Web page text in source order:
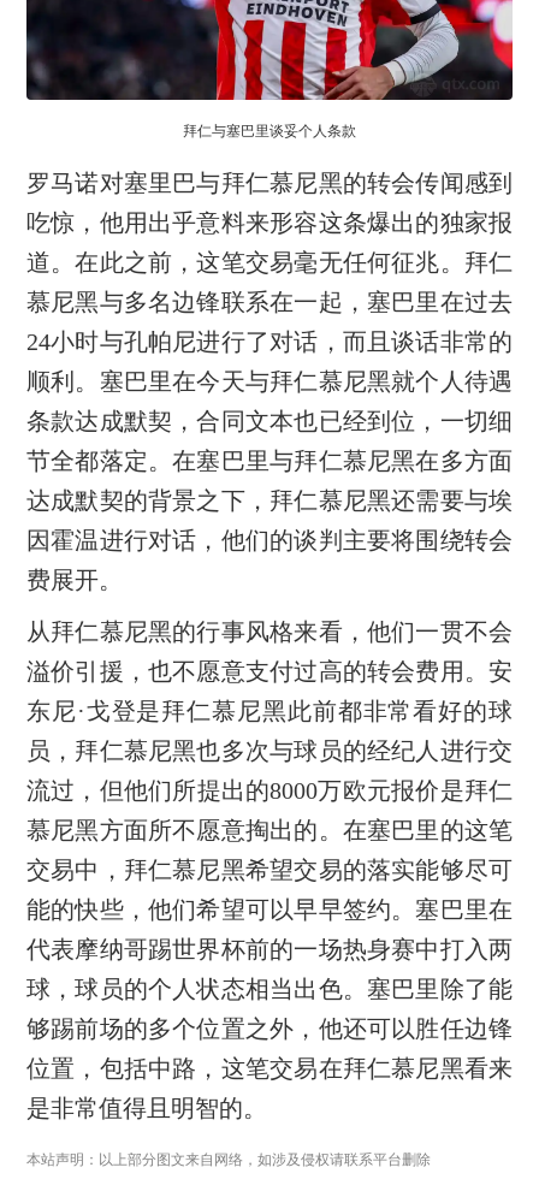
拜仁与塞巴里谈妥个人条款
罗马诺对塞里巴与拜仁慕尼黑的转会传闻感到
吃惊，他用出乎意料来形容这条爆出的独家报
道。在此之前，这笔交易毫无任何征兆。拜仁
慕尼黑与多名边锋联系在一起，塞巴里在过去
24小时与孔帕尼进行了对话，而且谈话非常的
顺利。塞巴里在今天与拜仁慕尼黑就个人待遇
条款达成默契，合同文本也已经到位，一切细
节全都落定。在塞巴里与拜仁慕尼黑在多方面
达成默契的背景之下，拜仁慕尼黑还需要与埃
因霍温进行对话，他们的谈判主要将围绕转会
费展开。
从拜仁慕尼黑的行事风格来看，他们一贯不会
溢价引援，也不愿意支付过高的转会费用。安
东尼·戈登是拜仁慕尼黑此前都非常看好的球
员，拜仁慕尼黑也多次与球员的经纪人进行交
流过，但他们所提出的8000万欧元报价是拜仁
慕尼黑方面所不愿意掏出的。在塞巴里的这笔
交易中，拜仁慕尼黑希望交易的落实能够尽可
能的快些，他们希望可以早早签约。塞巴里在
代表摩纳哥踢世界杯前的一场热身赛中打入两
球，球员的个人状态相当出色。塞巴里除了能
够踢前场的多个位置之外，他还可以胜任边锋
位置，包括中路，这笔交易在拜仁慕尼黑看来
是非常值得且明智的。
本站声明：以上部分图文来自网络，如涉及侵权请联系平台删除